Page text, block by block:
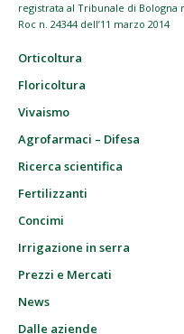
registrata al Tribunale di Bologna
Roc n. 24344 dell’11 marzo 2014
Orticoltura
Floricoltura
Vivaismo
Agrofarmaci – Difesa
Ricerca scientifica
Fertilizzanti
Concimi
Irrigazione in serra
Prezzi e Mercati
News
Dalle aziende